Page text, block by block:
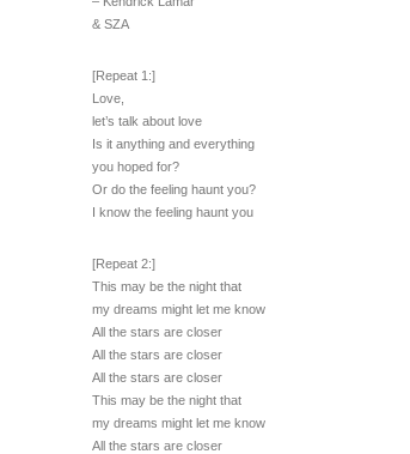
& SZA
[Repeat 1:]
Love,
let’s talk about love
Is it anything and everything
you hoped for?
Or do the feeling haunt you?
I know the feeling haunt you
[Repeat 2:]
This may be the night that
my dreams might let me know
All the stars are closer
All the stars are closer
All the stars are closer
This may be the night that
my dreams might let me know
All the stars are closer